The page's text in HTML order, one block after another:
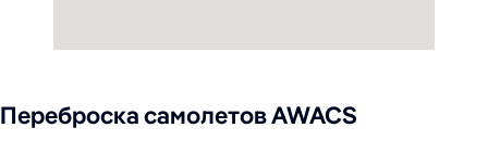
Переброска самолетов AWACS